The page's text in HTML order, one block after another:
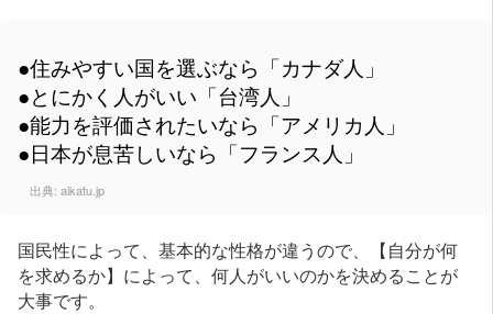
●住みやすい国を選ぶなら「カナダ人」
●とにかく人がいい「台湾人」
●能力を評価されたいなら「アメリカ人」
●日本が息苦しいなら「フランス人」
出典: aikatu.jp
国民性によって、基本的な性格が違うので、【自分が何
を求めるか】によって、何人がいいのかを決めることが
大事です。